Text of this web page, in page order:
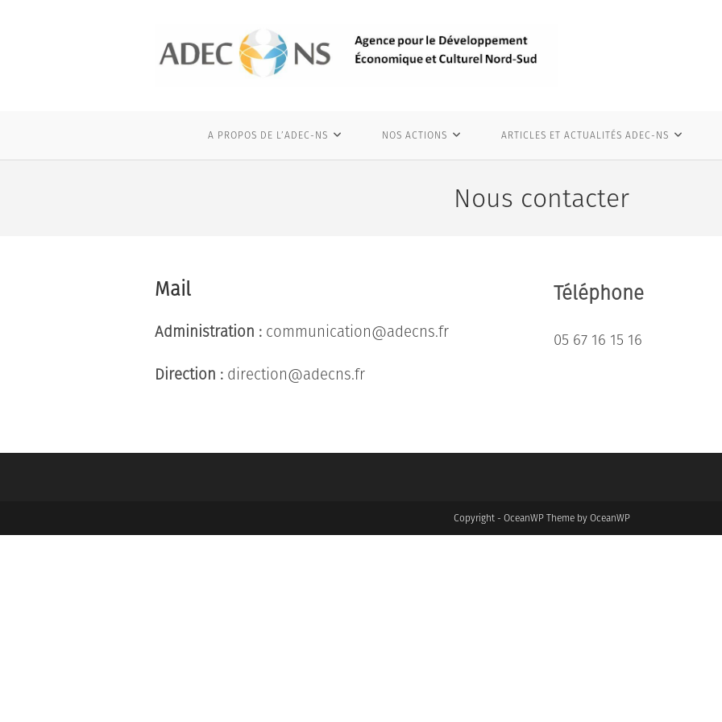
A PROPOS DE L’ADEC-NS NOS ACTIONS ARTICLES ET ACTUALITÉS ADEC-NS
Nous contacter
Mail
Administration : communication@adecns.fr
Direction :direction@adecns.fr
Téléphone
05 67 16 15 16
Copyright - OceanWP Theme by OceanWP